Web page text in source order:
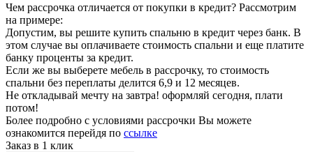
Чем рассрочка отличается от покупки в кредит? Рассмотрим
на примере:
Допустим, вы решите купить спальню в кредит через банк. В
этом случае вы оплачиваете стоимость спальни и еще платите
банку проценты за кредит.
Если же вы выберете мебель в рассрочку, то стоимость
спальни без переплаты делится 6,9 и 12 месяцев.
Не откладывай мечту на завтра! оформляй сегодня, плати
потом!
Более подробно с условиями рассрочки Вы можете
ознакомится перейдя по ссылке
Заказ в 1 клик